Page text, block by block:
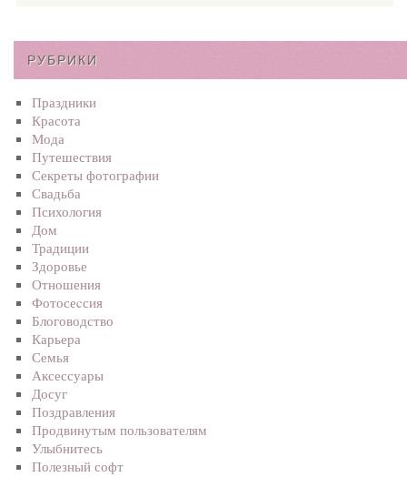
РУБРИКИ
Праздники
Красота
Мода
Путешествия
Секреты фотографии
Свадьба
Психология
Дом
Традиции
Здоровье
Отношения
Фотосеcсия
Блоговодство
Карьера
Семья
Аксессуары
Досуг
Поздравления
Продвинутым пользователям
Улыбнитесь
Полезный софт